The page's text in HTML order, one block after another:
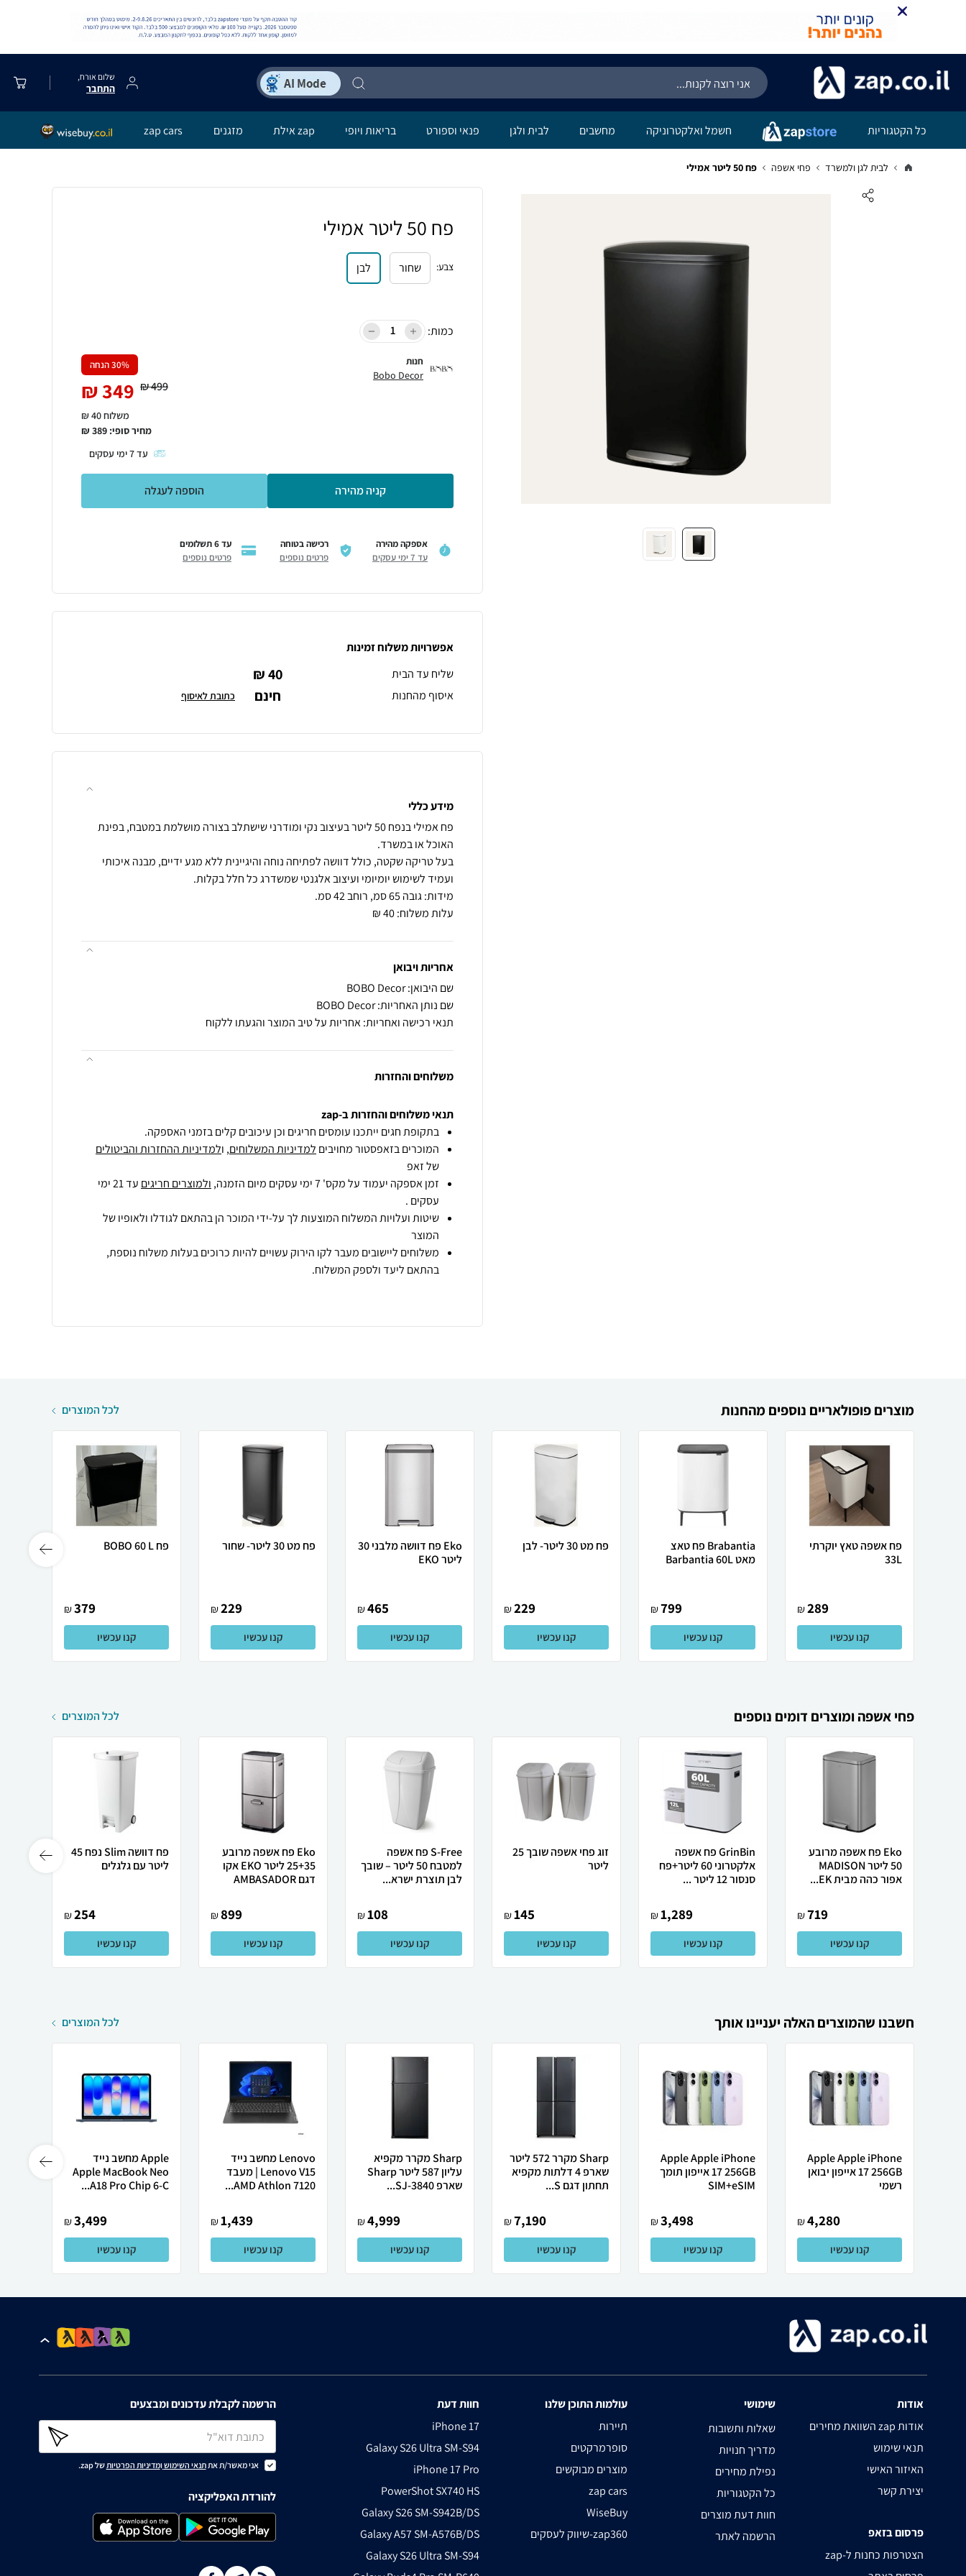
שלום אורח,
התחבר
כל הקטגוריות חשמל ואלקטרוניקה מחשבים לבית ולגן פנאי וספורט בריאות ויופי zap אילת מזגנים zap cars
לבית לגן ולמשרד פחי אשפה פח 50 ליטר אמילי
פח 50 ליטר אמילי
צבע: שחור לבן
כמות:
חנות
Bobo Decor
30% הנחה
499
₪
349
₪
משלוח 40 ₪
מחיר סופי: 389
₪
עד7ימי עסקים
קניה מהירה הוספה לעגלה
אספקה מהירה
עד 7 ימי עסקים
רכישה בטוחה
פרטים נוספים
עד 6 תשלומים
פרטים נוספים
אפשרויות משלוח זמינות
שליח עד הבית
40 ₪
איסוף מהחנות חינם כתובת לאיסוף
מידע כללי
פח אמילי בנפח 50 ליטר בעיצוב נקי ומודרני שישתלב בצורה מושלמת במטבח, בפינת
בעל טריקה שקטה, כולל דוושה לפתיחה נוחה והיגיינית ללא מגע ידיים, מבנה איכותי
עלות משלוח: 40 ₪
אחריות ויבואן
שם היבואן: BOBO Decor
שם נותן האחריות: BOBO Decor
תנאי רכישה ואחריות: אחריות על טיב המוצר והגעתו ללקוח
משלוחים והחזרות
תנאי משלוחים והחזרות ב-zap
בתקופת חגים ייתכנו עומסים חריגים וכן עיכובים קלים בזמני האספקה.
המוכרים בזאפסטור מחויבים למדיניות המשלוחים, ולמדיניות ההחזרות והביטולים
של זאפ
זמן אספקה יעמוד על מקס' 7 ימי עסקים מיום הזמנה,
ולמוצרים חריגים
עד 21 ימי
עסקים .
שיטות ועלויות המשלוח המוצעות לך על-ידי המוכר הן בהתאם לגודלו ולאופיו של
המוצר
משלוחים ליישובים מעבר לקו הירוק עשויים להיות כרוכים בעלות משלוח נוספת,
בהתאם ליעד ולספק המשלוח.
מוצרים פופולאריים נוספים מהחנות לכל המוצרים
פח אשפה טאץ יוקרתי
33L
289
₪
קנו עכשיו
Brabantia פח טאצ
מאט Barbantia 60L
799
₪
קנו עכשיו
פח מט 30 ליטר- לבן
229
₪
קנו עכשיו
Eko פח דוושה מלבני 30
ליטר EKO
465
₪
קנו עכשיו
פח מט 30 ליטר- שחור
229
₪
קנו עכשיו
פח BOBO 60 L
379
₪
קנו עכשיו
פחי אשפה ומוצרים דומים נוספים לכל המוצרים
Eko פח אשפה מרובע
50 ליטר MADISON
אפור כהה מבית EK...
719
₪
קנו עכשיו
GrinBin פח אשפה
אלקטרוני 60 ליטר+פח
סנסור 12 ליטר ...
1,289
₪
קנו עכשיו
זוג פחי אשפה שובך 25
ליטר
145
₪
קנו עכשיו
S-Free פח אשפה
למטבח 50 ליטר – שובך
לבן תוצרת ישרא...
108
₪
קנו עכשיו
Eko פח אשפה מרובע
25+35 ליטר EKO אקו
דגם AMBASADOR
899
₪
קנו עכשיו
פח דוושה Slim נפח 45
ליטר עם גלגלים
254
₪
קנו עכשיו
חשבנו שהמוצרים האלה יעניינו אותך לכל המוצרים
Apple Apple iPhone
17 256GB אייפון יבואן
רשמי
4,280
₪
קנו עכשיו
Apple Apple iPhone
17 256GB אייפון תומך
SIM+eSIM
3,498
₪
קנו עכשיו
Sharp מקרר 572 ליטר
שארפ 4 דלתות מקפיא
תחתון דגם S...
7,190
₪
קנו עכשיו
Sharp מקרר מקפיא
עליון 587 ליטר Sharp
שארפ SJ-3840...
4,999
₪
קנו עכשיו
Lenovo מחשב נייד
Lenovo V15 | מעבד
AMD Athlon 7120...
1,439
₪
קנו עכשיו
Apple מחשב נייד
Apple MacBook Neo
A18 Pro Chip 6-C...
3,499
₪
קנו עכשיו
אודות
השוואת מחירים zap אודות
תנאי שימוש
האיזור האישי
יצירת קשר
פרסום בזאפ
zap-הצטרפות כחנות ל
שימושי
שאלות ותשובות
מדריך חנויות
נפילת מחירים
כל הקטגוריות
חוות דעת מוצרים
הרשמה לאתר
עולמות התוכן שלנו
תיירות
סופרמרקטים
מוצרים מבוקשים
zap cars
WiseBuy
שיווק לעסקים-zap360
חוות דעת
iPhone 17
Galaxy S26 Ultra SM-S94
iPhone 17 Pro
PowerShot SX740 HS
Galaxy S26 SM-S942B/DS
Galaxy A57 SM-A576B/DS
Galaxy S26 Ultra SM-S94
הרשמה לקבלת עדכונים ומבצעים
אני מאשר/ת אתתנאי השימושומדיניות הפרטיותשל zap.
להורדת האפליקציה